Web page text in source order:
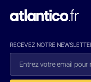
RECEVEZ NOTRE